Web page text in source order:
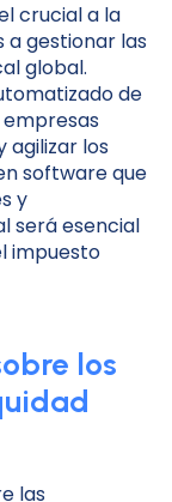
crucial a la
a gestionar las
global.
de
empresas
agilizar los
software que
y
será esencial
impuesto
los
las